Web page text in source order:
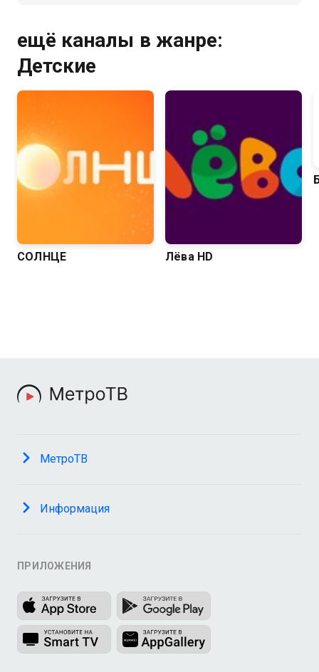
ещё каналы в жанре:
Детские
СОЛНЦЕ Лёва HD
МетроТВ
Информация
ПРИЛОЖЕНИЯ